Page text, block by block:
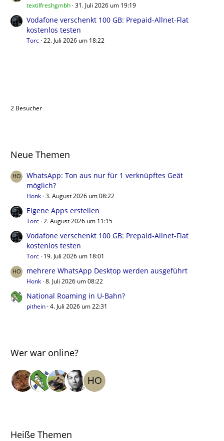
textilfreshgmbh 31. Juli 2026 um 19:19
Vodafone verschenkt 100 GB: Prepaid-Allnet-Flat
kostenlos testen
Torc 22. Juli 2026 um 18:22
2 Besucher
Neue Themen
WhatsApp: Ton aus nur für 1 verknüpftes Geät
möglich?
Honk 3. August 2026 um 08:22
Eigene Apps erstellen
Torc 2. August 2026 um 11:15
Vodafone verschenkt 100 GB: Prepaid-Allnet-Flat
kostenlos testen
Torc 19. Juli 2026 um 18:01
mehrere WhatsApp Desktop werden ausgeführt
Honk 8. Juli 2026 um 08:22
National Roaming in U-Bahn?
pithein 4. Juli 2026 um 22:31
Wer war online?
Heiße Themen